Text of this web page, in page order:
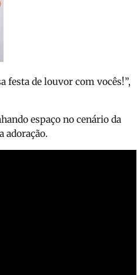
festa de louvor com vocês!”,
espaço no cenário da
adoração.